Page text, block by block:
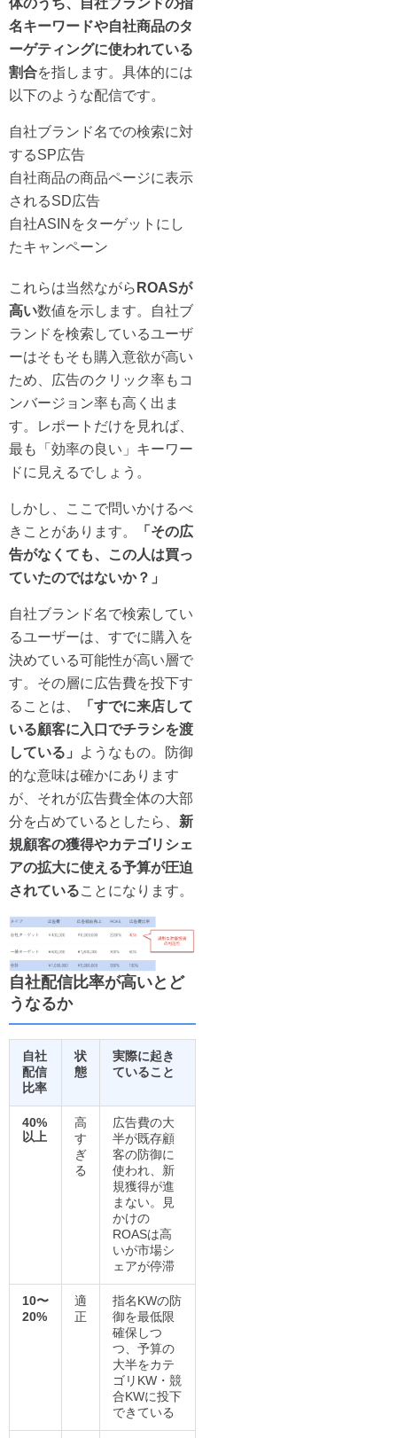
体のうち、自社ブランドの指
名キーワードや自社商品のタ
ーゲティングに使われている
割合を指します。具体的には
以下のような配信です。
自社ブランド名での検索に対
するSP広告
自社商品の商品ページに表示
されるSD広告
自社ASINをターゲットにし
たキャンペーン
これらは当然ながら ROASが
高い数値を示します。自社ブ
ランドを検索しているユーザ
ーはそもそも購入意欲が高い
ため、広告のクリック率もコ
ンバージョン率も高く出ま
す。レポートだけを見れば、
最も「効率の良い」キーワー
ドに見えるでしょう。
しかし、ここで問いかけるべ
きことがあります。
「その広
告がなくても、この人は買っ
ていたのではないか？」
自社ブランド名で検索してい
るユーザーは、すでに購入を
決めている可能性が高い層で
す。その層に広告費を投下す
ることは、
「すでに来店して
いる顧客に入口でチラシを渡
している」
ようなもの。防御
的な意味は確かにあります
が、それが広告費全体の大部
分を占めているとしたら、 新
規顧客の獲得やカテゴリシェ
アの拡大に使える予算が圧迫
されていることになります。
自社配信比率が高いとど
うなるか
自社
配信
比率
状
態
実際に起き
ていること
40%
以上
高
す
ぎ
る
広告費の大
半が既存顧
客の防御に
使われ、新
規獲得が進
まない。見
かけの
ROASは高
いが市場シ
ェアが停滞
10〜
20%
適
正
指名KWの防
御を最低限
確保しつ
つ、予算の
大半をカテ
ゴリKW・競
合KWに投下
できている